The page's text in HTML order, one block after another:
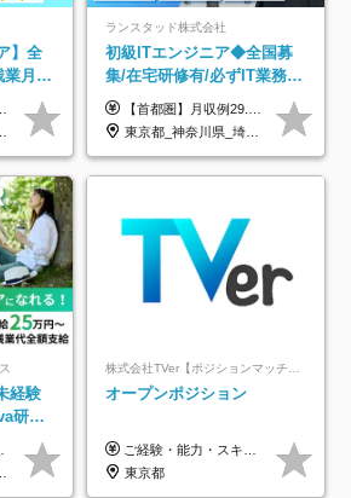
】全
月
り■
躍
ランスタッド株式会社
初級ITエンジニア◆全国募
集/在宅研修有/必ずIT業務配
属/月収例29.5万円/Web面接
1回/SE
【首都圏】月収例29.5万円（月給26万円＋諸手当） 【東海・関西】月収例28.5万円（月給25万円＋諸手当） 【九州】月収例26万円（月給23万円＋諸手当） ※経験・スキル・前職給与を踏まえ、総合的に判断して決定します。 例：首都圏 月収例31万円（月給27万円＋諸手当） ◆各種手当 ・通勤手当（上限4万円まで） ・残業代手当（1分単位で全額支給） ※固定残業代制は採用しておりません ・深夜勤務手当 ・資格取得支援（ランクに応じてお祝い金1万円～10万円を支給） ◆昇給：年1回 ◆補足 ・研修中1ヶ月間は、時給1670円となります。 ・試用期間6ヶ月あり。その間の待遇に変更はありません。 ※詳細は面接時にご案内します。
東京都_神奈川県_埼玉県_千葉県_大阪府_愛知県_兵庫県_京都府_福岡県
経験
研修
充実
月10h
オープンポジション
ご経験・能力・スキル等により、当社基準にて優遇・相談のうえ決定いたします。
東京都